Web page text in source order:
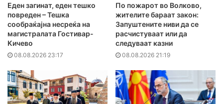
Еден загинат, еден тешко
повреден – Тешка
сообраќајна несреќа на
магистралата Гостивар-
Кичево
08.08.2026 23:17
По пожарот во Волково,
жителите бараат закон:
Запуштените ниви да се
расчистуваат или да
следуваат казни
08.08.2026 21:19